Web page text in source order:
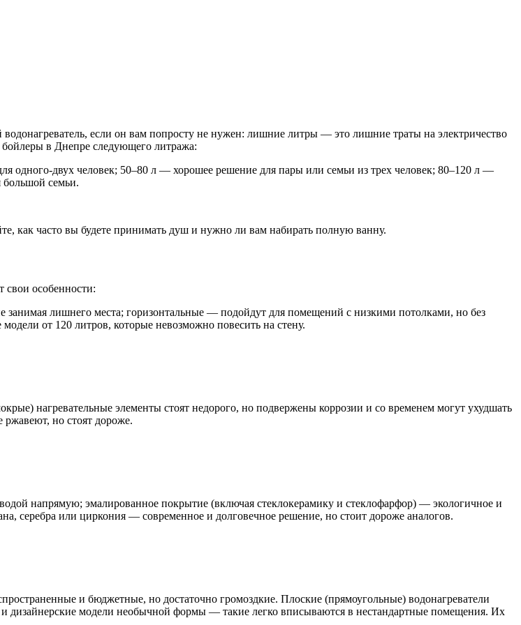
если он вам попросту не нужен: лишние литры — это лишние траты на электричество
бойлеры в Днепре следующего литража:
одного-двух человек; 50–80 л — хорошее решение для пары или семьи из трех человек; 80–120 л —
большой семьи.
как часто вы будете принимать душ и нужно ли вам набирать полную ванну.
особенности:
лишнего места; горизонтальные — подойдут для помещений с низкими потолками, но без
от 120 литров, которые невозможно повесить на стену.
нагревательные элементы стоят недорого, но подвержены коррозии и со временем могут ухудшать
но стоят дороже.
напрямую; эмалированное покрытие (включая стеклокерамику и стеклофарфор) — экологичное и
серебра или циркония — современное и долговечное решение, но стоит дороже аналогов.
и бюджетные, но достаточно громоздкие. Плоские (прямоугольные) водонагреватели
дизайнерские модели необычной формы — такие легко вписываются в нестандартные помещения. Их